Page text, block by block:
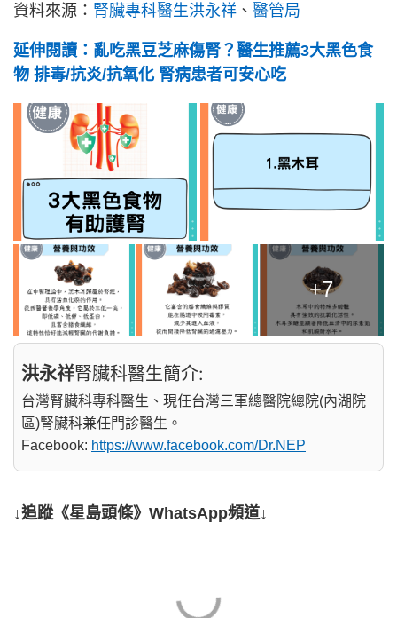
資料來源： 腎臟專科醫生洪永祥 、 醫管局
延伸閱讀：亂吃黑豆芝麻傷腎？醫生推薦3大黑色食
物 排毒/抗炎/抗氧化 腎病患者可安心吃
+7
洪永祥腎臟科醫生簡介:
台灣腎臟科專科醫生、現任台灣三軍總醫院總院(內湖院
區)腎臟科兼任門診醫生。
Facebook: https://www.facebook.com/Dr.NEP
↓追蹤《星島頭條》WhatsApp頻道↓